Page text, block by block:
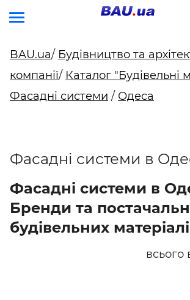
BAU.ua/ Будівництво та
компанії/ Каталог "Будівельні
Фасадні системи / Одеса
Фасадні системи в
Фасадні системи в
Бренди та
будівельних
всього